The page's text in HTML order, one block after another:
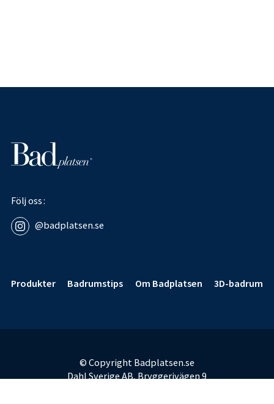
Följ oss
@badplatsen.se
Produkter
Badrumstips Om Badplatsen 3D-badrum
© Copyright Badplatsen.se
Dahl Sverige AB, Bryggerivägen 9